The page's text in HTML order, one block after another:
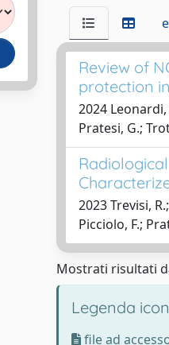
Review of
protection
2024 Leonardi,
Pratesi, G.;
2023 Trevisi,
Picciolo, F.;
Mostrati risultati
Legenda
file ad